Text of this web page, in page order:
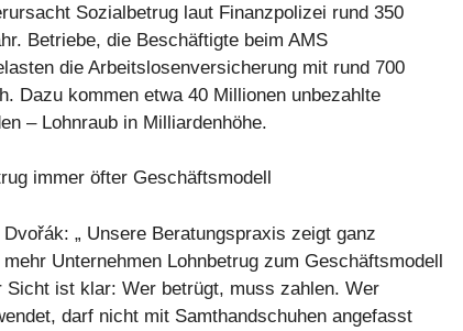
Sozialbetrug laut Finanzpolizei rund 350
Betriebe, die Beschäftigte beim AMS
die Arbeitslosenversicherung mit rund 700
Dazu kommen etwa 40 Millionen unbezahlte
– Lohnraub in Milliardenhöhe.
immer öfter Geschäftsmodell
„ Unsere Beratungspraxis zeigt ganz
Unternehmen Lohnbetrug zum Geschäftsmodell
Sicht ist klar: Wer betrügt, muss zahlen. Wer
darf nicht mit Samthandschuhen angefasst